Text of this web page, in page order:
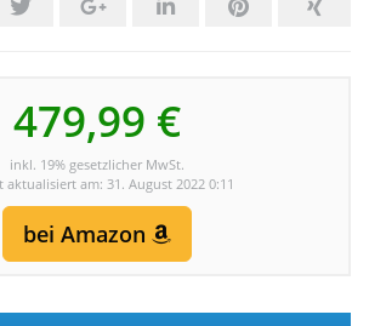
479,99 €
inkl. 19% gesetzlicher MwSt.
aktualisiert am: 31. August 2022 0:11
bei Amazon